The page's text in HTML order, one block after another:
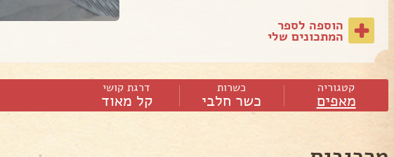
הוספה לספר
המתכונים שלי
קטגוריה
מאפים
כשרות
כשר חלבי
דרגת קושי
קל מאוד